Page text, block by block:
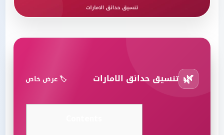
🌿 تنسيق حدائق الامارات 🏷️ عرض خاص